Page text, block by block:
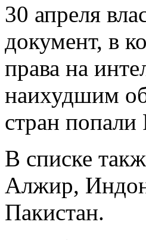
30 апреля
документ, в
права на
наихудшим
стран
В списке
Алжир,
Пакистан.